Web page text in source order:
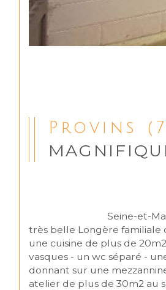
Provins
                                Seine-et-Marne (77) BAISSE DE PRIX Beauchery-Saint-Martin (77560) A 10 minutes de la vile médiévale de provins et de sa gare Se niche une
très belle Longère familiale
une cuisine de plus de
vasques - un wc séparé -
donnant sur une
atelier de plus de 30m2 au